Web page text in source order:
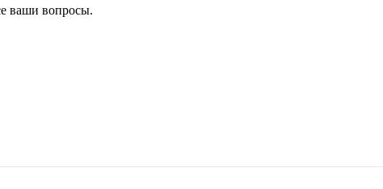
ваши вопросы.